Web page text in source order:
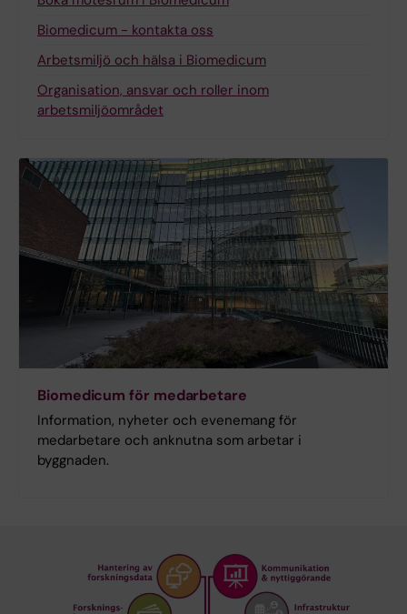
Biomedicum - kontakta oss
Arbetsmiljö och hälsa i Biomedicum
Organisation, ansvar och roller inom
arbetsmiljöområdet
Biomedicum för medarbetare
Information, nyheter och evenemang för
medarbetare och anknutna som arbetar i
byggnaden.